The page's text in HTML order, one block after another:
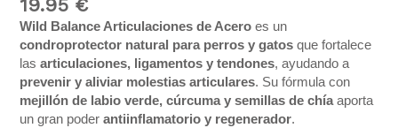
19.95 €
Wild Balance Articulaciones de Acero es un
condroprotector natural para perros y gatos que fortalece
lasarticulaciones, ligamentos y tendones, ayudando a
prevenir y aliviar molestias articulares. Su fórmula con
mejillón de labio verde, cúrcuma y semillas de chíaaporta
un gran poderantiinflamatorio y regenerador.